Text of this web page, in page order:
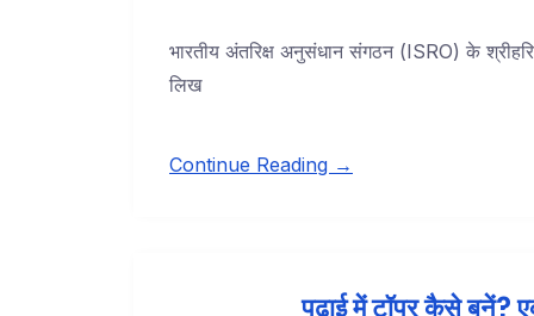
भारतीय अंतरिक्ष अनुसंधान संगठन (ISRO) के
लिख
Continue Reading →
पढ़ाई में टॉपर कैसे बनें?